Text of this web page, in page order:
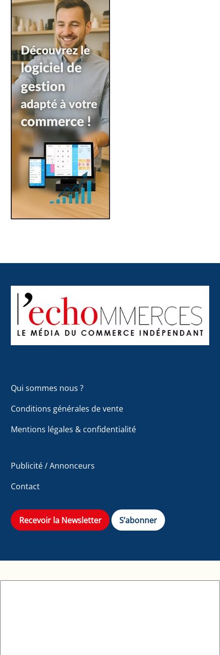
To
Top
Qui sommes nous ?
Conditions générales de vente
Mentions légales & confidentialité
Publicité / Annonceurs
Contact
Recevoir la Newsletter S’abonner